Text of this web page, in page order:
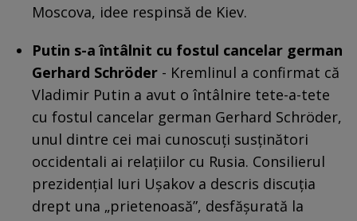
Moscova, idee respinsă de Kiev.
Putin s-a întâlnit cu fostul cancelar german
Gerhard Schröder - Kremlinul a confirmat că
Vladimir Putin a avut o întâlnire tete-a-tete
cu fostul cancelar german Gerhard Schröder,
unul dintre cei mai cunoscuți susținători
occidentali ai relațiilor cu Rusia. Consilierul
prezidențial Iuri Ușakov a descris discuția
drept una „prietenoasă”, desfășurată la